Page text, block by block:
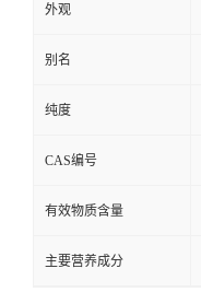
外观
别名
纯度
CAS编号
有效物质含量
主要营养成分